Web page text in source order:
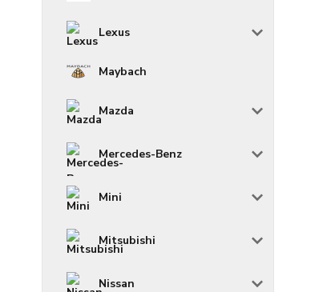
Lexus
Maybach
Mazda
Mercedes-Benz
Mini
Mitsubishi
Nissan